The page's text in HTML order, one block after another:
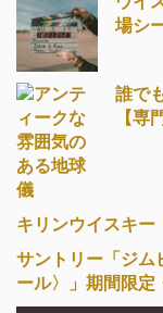
場シ
誰で
【専
キリンウイスキー
サントリー「ジム
ール〉」期間限定